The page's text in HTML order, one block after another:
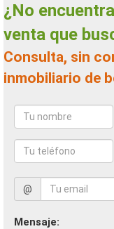
¿No encuentras el apartamento en
venta que
Consulta, sin compromiso, a un agente
inmobiliario de
@
Mensaje: